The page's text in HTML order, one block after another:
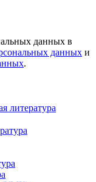
данных в
данных и
.
литература